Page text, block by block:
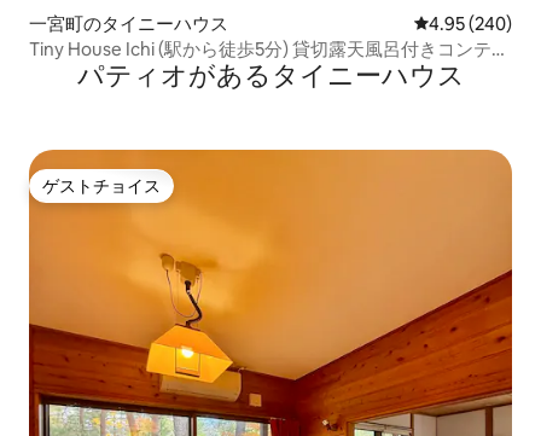
一宮町のタイニーハウス レビュー240
4.95 (240)
Tiny House Ichi (駅から徒歩5分) 貸切露天風呂付きコンテナ
タイニーハウス
パティオがあるタイニーハウス
ゲストチョイス
ゲストチョイス